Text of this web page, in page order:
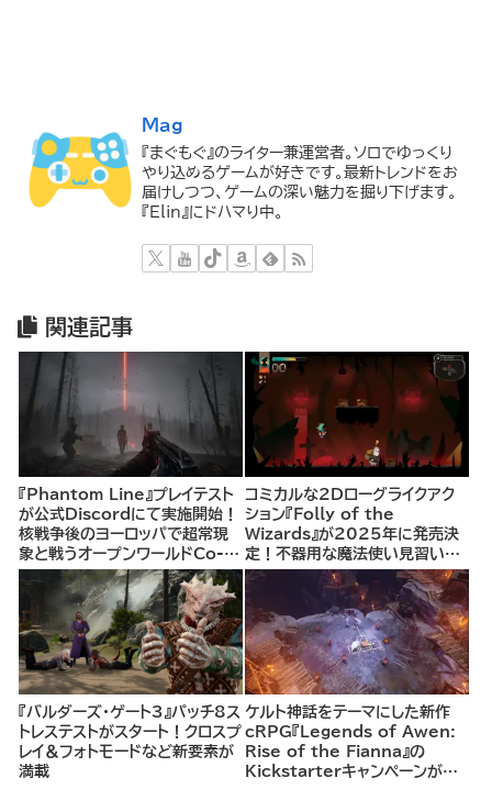
Mag
『まぐもぐ』のライター兼運営者。ソロでゆっくり
やり込めるゲームが好きです。最新トレンドをお
届けしつつ、ゲームの深い魅力を掘り下げます。
『Elin』にドハマり中。
関連記事
『Phantom Line』プレイテスト
が公式Discordにて実施開始！
核戦争後のヨーロッパで超常現
象と戦うオープンワールドCo-
opシューター
コミカルな2Dローグライクアク
ション『Folly of the
Wizards』が2025年に発売決
定！不器用な魔法使い見習いと
して、ランダム生成ダンジョンを
探索し、世界を救う冒険へ。
『バルダーズ・ゲート3』パッチ8ス
トレステストがスタート！クロスプ
レイ＆フォトモードなど新要素が
満載
ケルト神話をテーマにした新作
cRPG『Legends of Awen:
Rise of the Fianna』の
Kickstarterキャンペーンがま